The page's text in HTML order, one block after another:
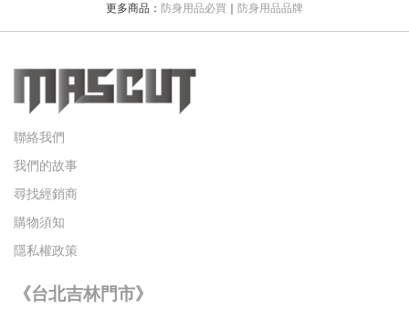
更多商品： 防身用品必買 ｜ 防身用品品牌
聯絡我們
我們的故事
尋找經銷商
購物須知
隱私權政策
《台北吉林門市》